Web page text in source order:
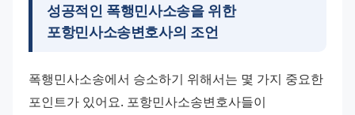
성공적인 폭행민사소송을 위한
포항민사소송변호사의 조언
폭행민사소송에서 승소하기 위해서는 몇 가지 중요한
포인트가 있어요. 포항민사소송변호사들이